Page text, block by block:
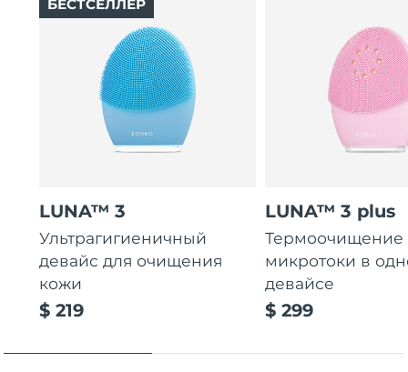
LUNA™ 3
Ультрагигиеничный
девайс для очищения
кожи
$ 219
БЕСТСЕЛЛЕР
LUNA™ 3 plus
Термоочищение
микротоки в
девайсе
$ 299